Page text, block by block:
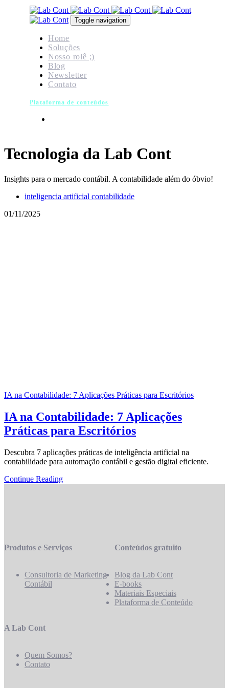
Toggle navigation
Home
Soluções
Nosso rolê ;)
Blog
Newsletter
Contato
Plataforma de conteúdos
Tecnologia da Lab Cont
Insights para o mercado contábil. A contabilidade além do óbvio!
Tags
inteligencia artificial contabilidade
01/11/2025
IA na Contabilidade: 7 Aplicações Práticas para Escritórios
IA na Contabilidade: 7 Aplicações
Práticas para Escritórios
Descubra 7 aplicações práticas de inteligência artificial na
contabilidade para automação contábil e gestão digital eficiente.
Continue Reading
Produtos e Serviços
Consultoria de Marketing
Contábil
Conteúdos gratuito
Blog da Lab Cont
E-books
Materiais Especiais
Plataforma de Conteúdo
A Lab Cont
Quem Somos?
Contato